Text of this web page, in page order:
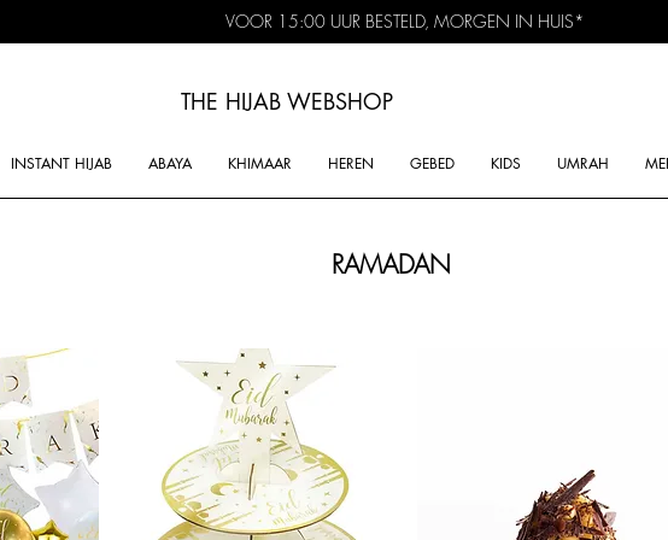
VOOR 15:00 UUR BESTELD, MORGEN IN HUIS*
THE HIJAB WEBSHOP
INSTANT HIJAB ABAYA KHIMAAR HEREN GEBED KIDS UMRAH
RAMADAN